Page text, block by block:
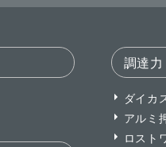
調達力
ダイカ
アルミ
ロスト